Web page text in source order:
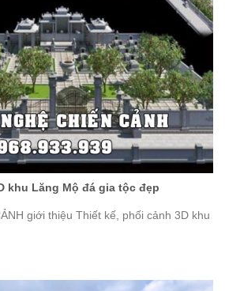
khu Lăng Mộ đá gia tộc đẹp
giới thiệu Thiết kế, phối cảnh 3D khu